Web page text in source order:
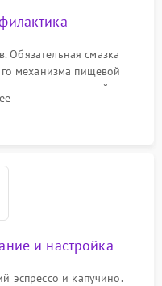
Обязательная смазка
механизма пищевой
программной
от кофейных масел.
и настройка
эспрессо и капучино.